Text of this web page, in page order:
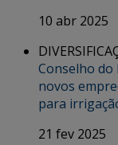
10 abr 2025
Conselho do
novos
para
21 fev 2025